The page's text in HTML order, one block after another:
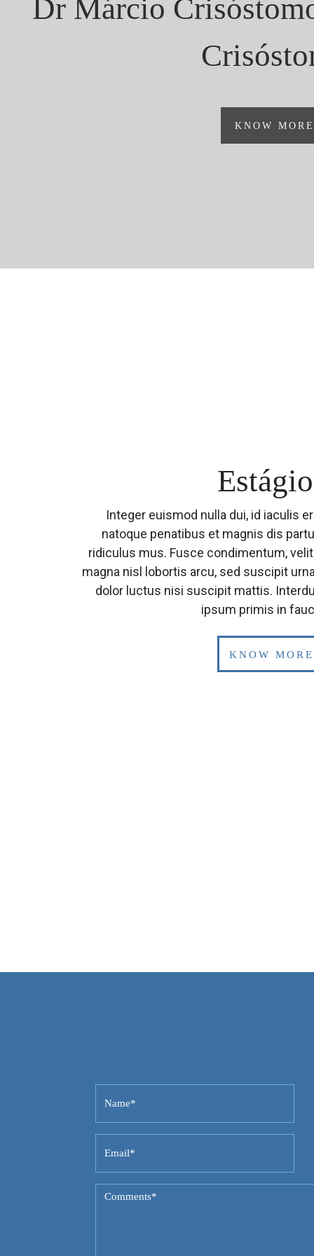
Dr Márcio
KNOW MORE
Integer euismod nulla dui, id iaculis
natoque penatibus et magnis dis
ridiculus mus. Fusce condimentum,
magna nisl lobortis arcu, sed suscipit
dolor luctus nisi suscipit mattis.
ipsum primis in
KNOW MORE